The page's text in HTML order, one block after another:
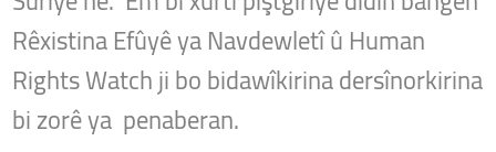
Rêxistina Efûyê ya Navdewletî û Human
Rights Watch ji bo bidawîkirina dersînorkirina
bi zorê ya penaberan.